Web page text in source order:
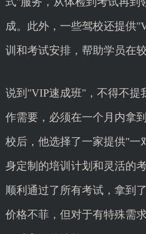
成。此外，一些驾校还提供
训和考试安排，帮助学员在
说到"VIP速成班"，不得不提
作需要，必须在一个月内拿
校后，他选择了一家提供"一
身定制的培训计划和灵活的
顺利通过了所有考试，拿到
价格不菲，但对于有特殊需